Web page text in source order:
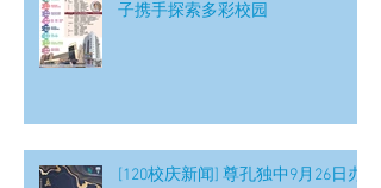
子携手探索多彩校园
[120校庆新闻] 尊孔独中9月26日办